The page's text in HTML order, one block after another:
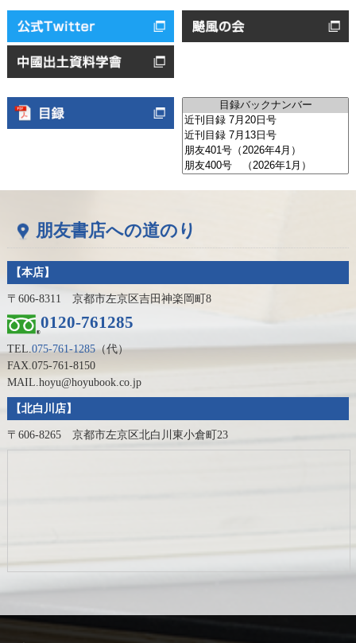
朋友書店への道のり
【本店】
〒606-8311 京都市左京区吉田神楽岡町8
0120-761285
TEL.075-761-1285（代）
FAX.075-761-8150
MAIL.hoyu@hoyubook.co.jp
【北白川店】
〒606-8265 京都市左京区北白川東小倉町23